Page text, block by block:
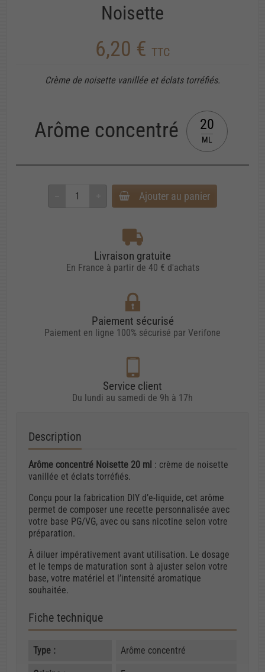
Noisette
6,20 € TTC
Crème de noisette vanillée et éclats torréfiés.
Arôme concentré 20
ML
Ajouter au panier
Livraison gratuite
En France à partir de 40 € d'achats
Paiement sécurisé
Paiement en ligne 100% sécurisé par Verifone
Service client
Du lundi au samedi de 9h à 17h
Description
Arôme concentré Noisette 20 ml : crème de noisette
vanillée et éclats torréfiés.
Conçu pour la fabrication DIY d’e-liquide, cet arôme
permet de composer une recette personnalisée avec
votre base PG/VG, avec ou sans nicotine selon votre
préparation.
À diluer impérativement avant utilisation. Le dosage
et le temps de maturation sont à ajuster selon votre
base, votre matériel et l’intensité aromatique
souhaitée.
Fiche technique
Type : Arôme concentré